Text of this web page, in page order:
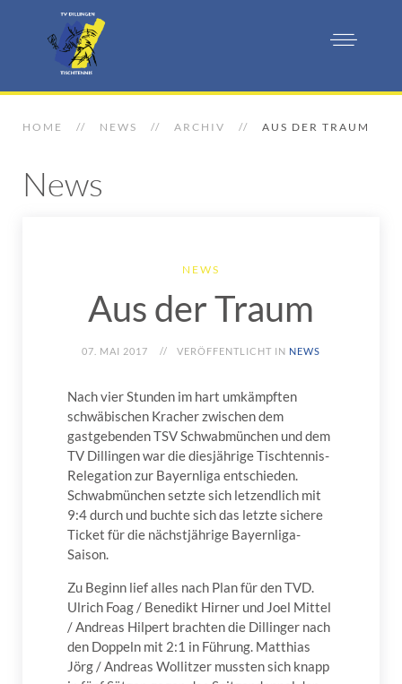
HOME NEWS ARCHIV AUS DER TRAUM
News
NEWS
Aus der Traum
07. MAI 2017 VERÖFFENTLICHT IN NEWS
Nach vier Stunden im hart umkämpften
schwäbischen Kracher zwischen dem
gastgebenden TSV Schwabmünchen und dem
TV Dillingen war die diesjährige Tischtennis-
Relegation zur Bayernliga entschieden.
Schwabmünchen setzte sich letzendlich mit
9:4 durch und buchte sich das letzte sichere
Ticket für die nächstjährige Bayernliga-
Saison.
Zu Beginn lief alles nach Plan für den TVD.
Ulrich Foag / Benedikt Hirner und Joel Mittel
/ Andreas Hilpert brachten die Dillinger nach
den Doppeln mit 2:1 in Führung. Matthias
Jörg / Andreas Wollitzer mussten sich knapp